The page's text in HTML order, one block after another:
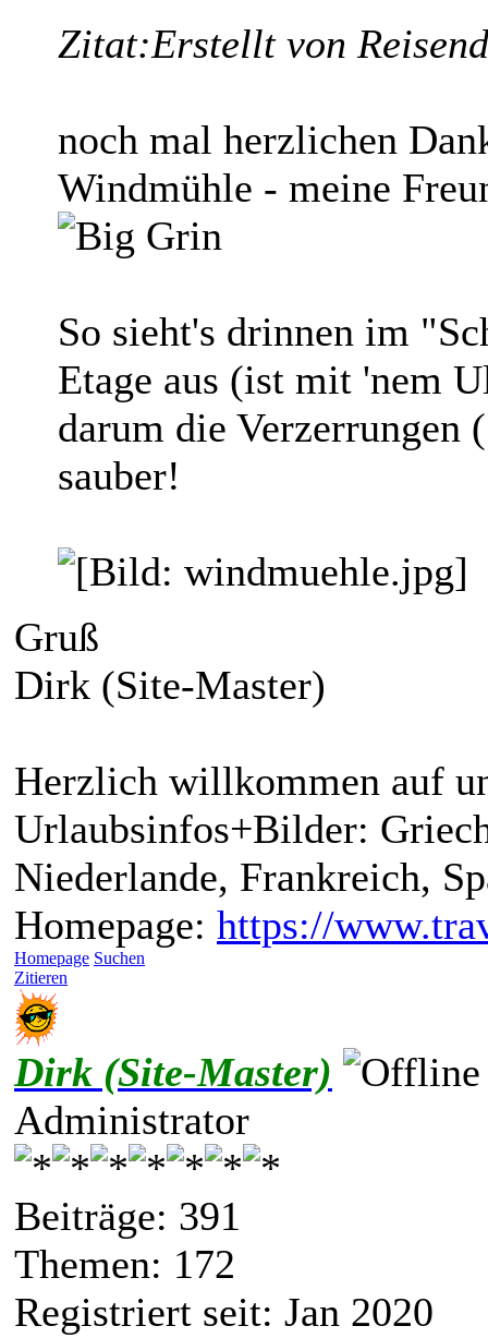
Zitat:Erstellt von
noch mal herzlichen
Windmühle - meine
So sieht's drinnen im
Etage aus (ist mit 'nem
darum die Verzerrungen
sauber!
Gruß
Dirk (Site-Master)
Herzlich willkommen auf
Urlaubsinfos+Bilder:
Niederlande, Frankreich,
Homepage: https://
Homepage Suchen
Zitieren
Dirk (Site-Master)
Administrator
Beiträge: 391
Themen: 172
Registriert seit: Jan 2020